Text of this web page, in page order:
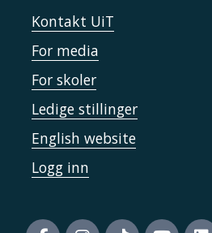
Kontakt UiT
For media
For skoler
Ledige stillinger
English website
Logg inn